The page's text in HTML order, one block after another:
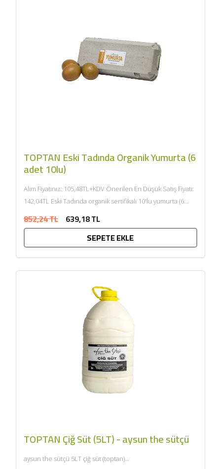
TOPTAN Eski Tadında Organik Yumurta (6
adet 10lu)
Alım Fiyatınız: 105,48TL+KDV Önerilen En Düşük Satış Fiyatı:
142,04TL Eski Tadında organik sertifikalı 10'lu yumurta (6
852,24 TL 639,18 TL
SEPETE EKLE
TOPTAN Çiğ Süt (5LT) - aysun the sütçü
aysun the sütçü 5LT çiğ süt (toptan)...